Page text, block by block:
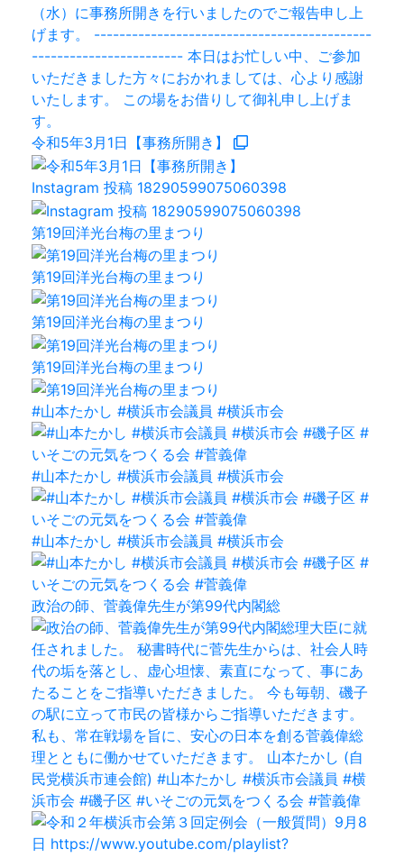
令和5年3月1日【事務所開き】
Instagram 投稿 18290599075060398
第19回洋光台梅の里まつり
第19回洋光台梅の里まつり
第19回洋光台梅の里まつり
第19回洋光台梅の里まつり
#山本たかし #横浜市会議員 #横浜市会
#山本たかし #横浜市会議員 #横浜市会
#山本たかし #横浜市会議員 #横浜市会
政治の師、菅義偉先生が第99代内閣総